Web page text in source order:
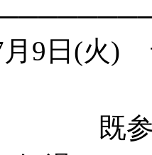
9日(火)
既